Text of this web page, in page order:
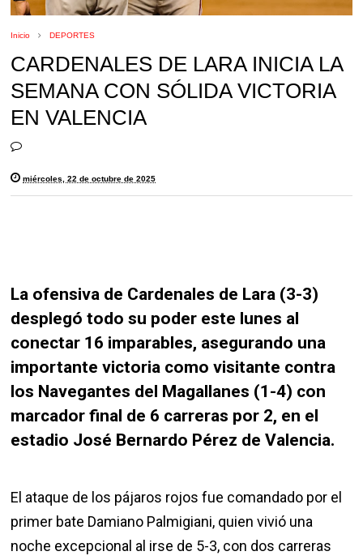
Inicio DEPORTES
CARDENALES DE LARA INICIA LA
SEMANA CON SÓLIDA VICTORIA
EN VALENCIA
miércoles, 22 de octubre de 2025
La ofensiva de Cardenales de Lara (3-3)
desplegó todo su poder este lunes al
conectar 16 imparables, asegurando una
importante victoria como visitante contra
los Navegantes del Magallanes (1-4) con
marcador final de 6 carreras por 2, en el
estadio José Bernardo Pérez de Valencia.
El ataque de los pájaros rojos fue comandado por el
primer bate Damiano Palmigiani, quien vivió una
noche excepcional al irse de 5-3, con dos carreras